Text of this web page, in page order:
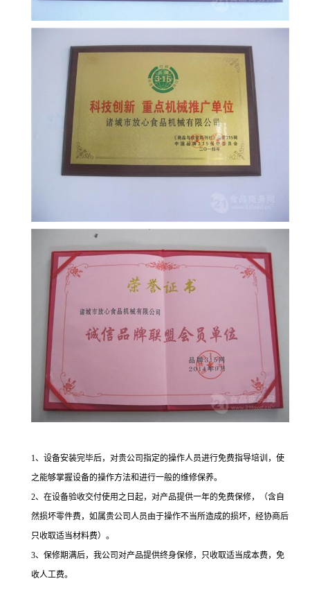
1、设备安装完毕后，对贵公司指定的操作人员进行免费指导培训，使
之能够掌握设备的操作方法和进行一般的维修保养。
2、在设备验收交付使用之日起，对产品提供一年的免费保修，（含自
然损坏零件费，如属贵公司人员由于操作不当所造成的损坏，经协商后
只收取适当材料费）。
3、保修期满后，我公司对产品提供终身保修，只收取适当成本费，免
收人工费。